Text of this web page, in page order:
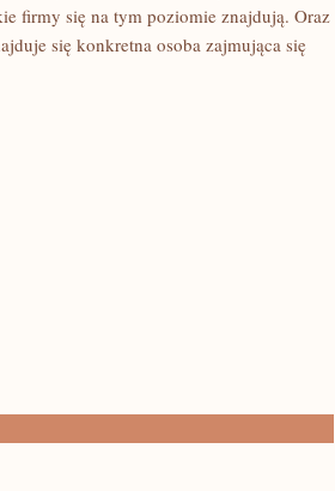
firmy się na tym poziomie znajdują. Oraz
się konkretna osoba zajmująca się